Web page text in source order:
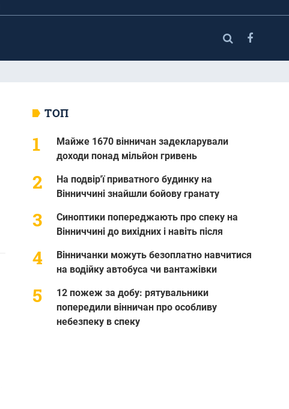
ТОП
Майже 1670 вінничан задекларували
доходи понад мільйон гривень
На подвір'ї приватного будинку на
Вінниччині знайшли бойову гранату
Синоптики попереджають про спеку на
Вінниччині до вихідних і навіть після
Вінничанки можуть безоплатно навчитися
на водійку автобуса чи вантажівки
12 пожеж за добу: рятувальники
попередили вінничан про особливу
небезпеку в спеку